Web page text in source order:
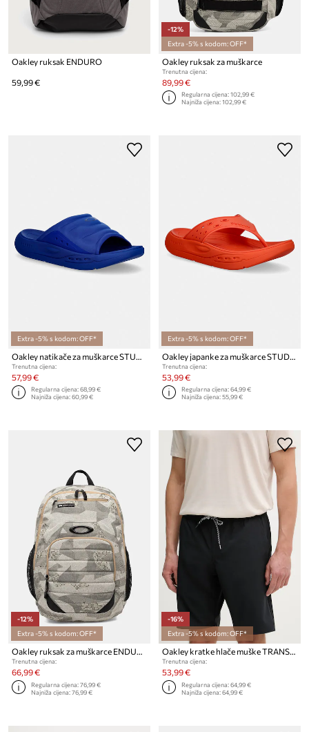
Oakley ruksak ENDURO
59,99 €
-12%
Extra -5% s kodom: OFF*
Oakley ruksak za muškarce
Trenutna cijena:
89,99 €
Regularna cijena:102,99 €
Najniža cijena:102,99 €
Extra -5% s kodom: OFF*
Oakley natikače za muškarce STUDIO
Trenutna cijena:
57,99 €
Regularna cijena:68,99 €
Najniža cijena:60,99 €
Extra -5% s kodom: OFF*
Oakley japanke za muškarce STUDIO
Trenutna cijena:
53,99 €
Regularna cijena:64,99 €
Najniža cijena:55,99 €
-12%
Extra -5% s kodom: OFF*
Oakley ruksak za muškarce ENDURO
Trenutna cijena:
66,99 €
Regularna cijena:76,99 €
Najniža cijena:76,99 €
-16%
Extra -5% s kodom: OFF*
Oakley kratke hlače muške TRANSPORT HYBRD
Trenutna cijena:
53,99 €
Regularna cijena:64,99 €
Najniža cijena:64,99 €